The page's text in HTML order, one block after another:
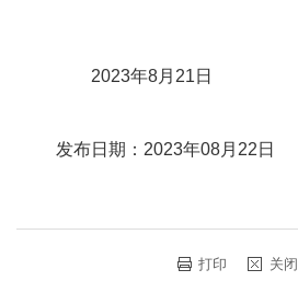
2023年8月21日
发布日期：2023年08月22日
打印 关闭